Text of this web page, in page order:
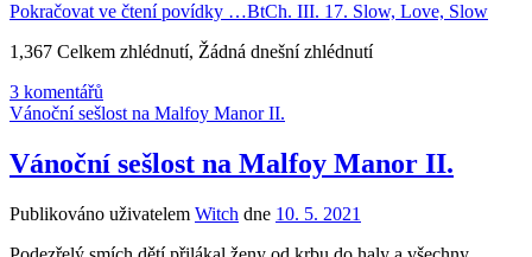
Pokračovat ve čtení povídky …BtCh. III. 17. Slow, Love, Slow
1,367 Celkem zhlédnutí, Žádná dnešní zhlédnutí
3 komentářů
Vánoční sešlost na Malfoy Manor II.
Vánoční sešlost na Malfoy Manor II.
Publikováno uživatelem Witch dne 10. 5. 2021